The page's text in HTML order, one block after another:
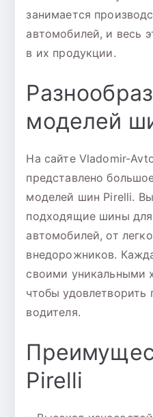
занимается
автомобилей, и весь
в их продукции.
моделей
На сайте Vladomir-
представлено
моделей шин Pirelli.
подходящие шины
автомобилей, от
внедорожников.
своими уникальными
чтобы удовлетворить
водителя.
Pirelli